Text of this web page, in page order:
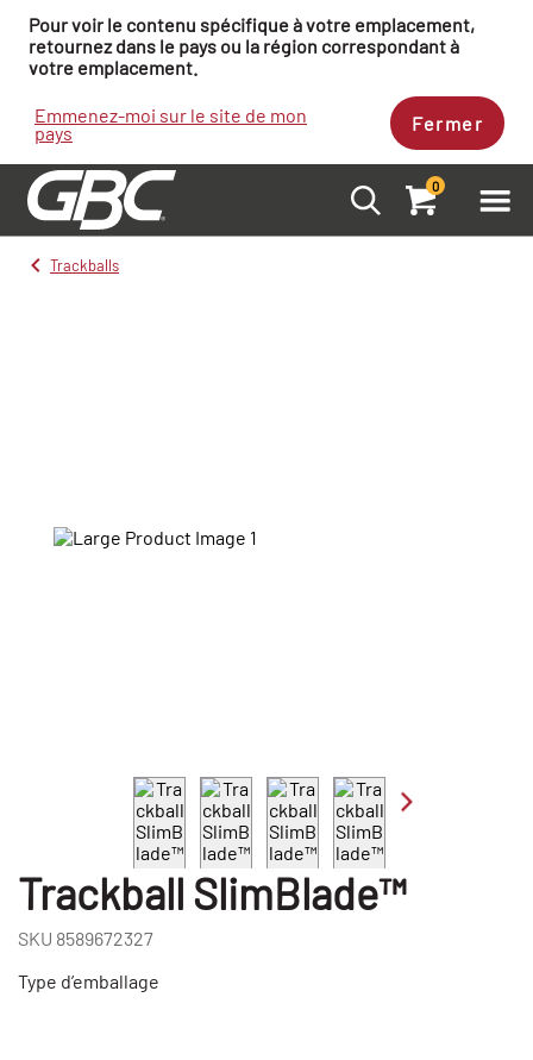
Pour voir le contenu spécifique à votre emplacement,
retournez dans le pays ou la région correspondant à
votre emplacement.
Emmenez-moi sur le site de mon
pays Fermer
0
Trackballs
Trackball SlimBlade™
SKU 8589672327
Type d’emballage